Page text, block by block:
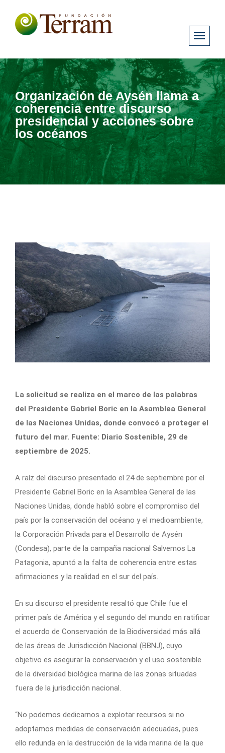
Organización de Aysén llama a
coherencia entre discurso
presidencial y acciones sobre
los océanos
La solicitud se realiza en el marco de las palabras
del Presidente Gabriel Boric en la Asamblea General
de las Naciones Unidas, donde convocó a proteger el
futuro del mar. Fuente: Diario Sostenible, 29 de
septiembre de 2025.
A raíz del discurso presentado el 24 de septiembre por el
Presidente Gabriel Boric en la Asamblea General de las
Naciones Unidas, donde habló sobre el compromiso del
país por la conservación del océano y el medioambiente,
la Corporación Privada para el Desarrollo de Aysén
(Condesa), parte de la campaña nacional Salvemos La
Patagonia, apuntó a la falta de coherencia entre estas
afirmaciones y la realidad en el sur del país.
En su discurso el presidente resaltó que Chile fue el
primer país de América y el segundo del mundo en ratificar
el acuerdo de Conservación de la Biodiversidad más allá
de las áreas de Jurisdicción Nacional (BBNJ), cuyo
objetivo es asegurar la conservación y el uso sostenible
de la diversidad biológica marina de las zonas situadas
fuera de la jurisdicción nacional.
“No podemos dedicarnos a explotar recursos si no
adoptamos medidas de conservación adecuadas, pues
ello redunda en la destrucción de la vida marina de la que